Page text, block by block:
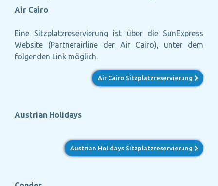
Air Cairo
Eine Sitzplatzreservierung ist über die SunExpress
Website (Partnerairline der Air Cairo), unter dem
folgenden Link möglich.
Air Cairo Sitzplatzreservierung
Austrian Holidays
Austrian Holidays Sitzplatzreservierung